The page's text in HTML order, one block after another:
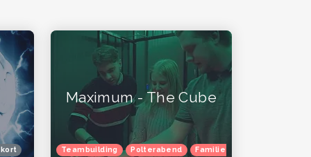
Blå mandag Efterårferie
Maximum - The Cube
Teambuilding Polterabend Familietur